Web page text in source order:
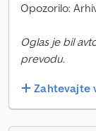
Opozorilo:
Oglas je bil
prevodu.
Zahtevajte